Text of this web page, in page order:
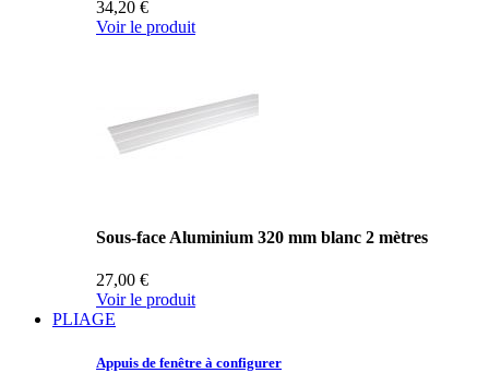
34,20 €
Voir le produit
Sous-face Aluminium 320 mm blanc 2 mètres
27,00 €
Voir le produit
PLIAGE
Appuis de fenêtre à configurer